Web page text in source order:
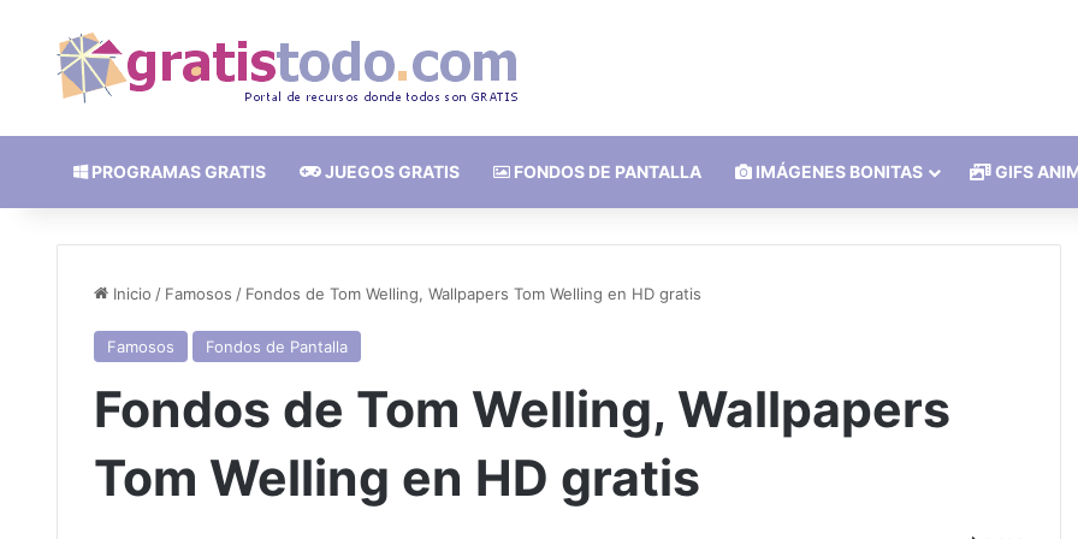
PROGRAMAS GRATIS JUEGOS GRATIS FONDOS DE PANTALLA IMÁGENES BONITAS GIFS
Inicio / Famosos / Fondos de Tom Welling, Wallpapers Tom Welling en HD gratis
Famosos Fondos de Pantalla
Fondos de Tom Welling, Wallpapers
Tom Welling en HD gratis